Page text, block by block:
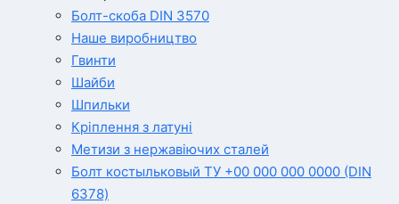
Болт-скоба DIN 3570
Наше виробництво
Гвинти
Шайби
Шпильки
Кріплення з латуні
Метизи з нержавіючих сталей
Болт костыльковый ТУ +00 000 000 0000 (DIN
6378)